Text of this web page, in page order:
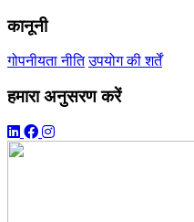
कानूनी
गोपनीयता नीति उपयोग की शर्तें
हमारा अनुसरण करें